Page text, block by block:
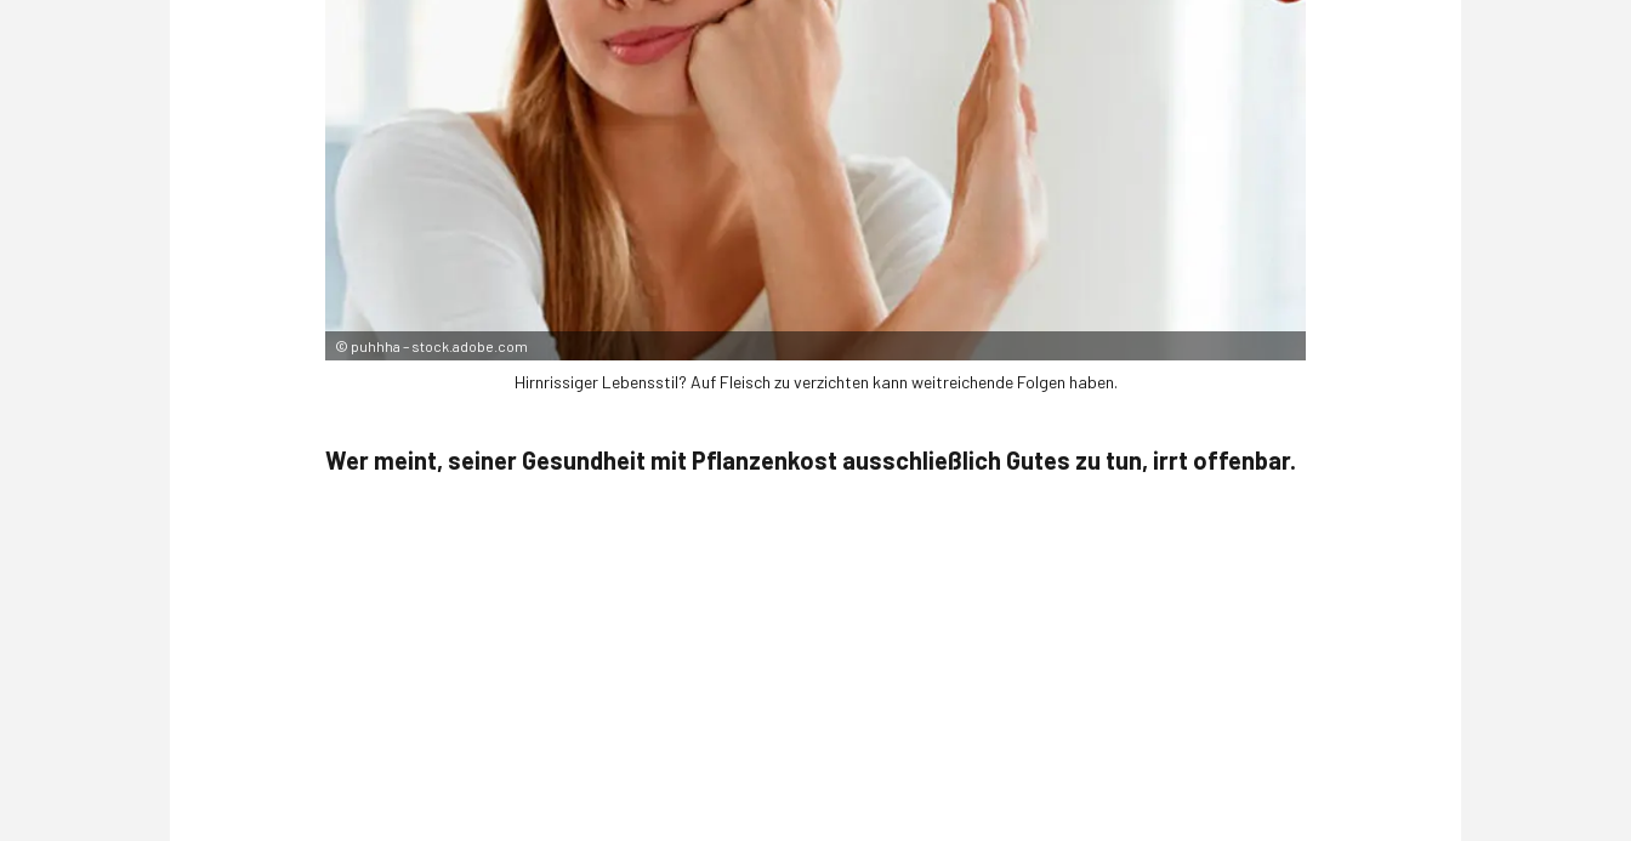
© puhhha – stock.adobe.com
Hirnrissiger Lebensstil? Auf Fleisch zu verzichten kann weitreichende Folgen haben.
Wer meint, seiner Gesundheit mit Pflanzenkost ausschließlich Gutes zu tun, irrt offenbar.